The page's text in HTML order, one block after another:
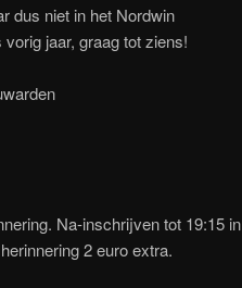
dus niet in het Nordwin
jaar, graag tot ziens!
Na-inschrijven tot 19:15 in
2 euro extra.